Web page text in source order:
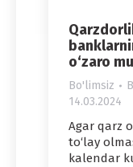
o‘zaro
Bo'limsiz
14.03.2024
Agar qarz
to‘lay
kalendar